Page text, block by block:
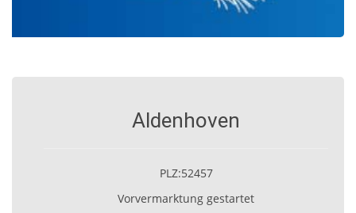
Aldenhoven
PLZ:52457
Vorvermarktung gestartet